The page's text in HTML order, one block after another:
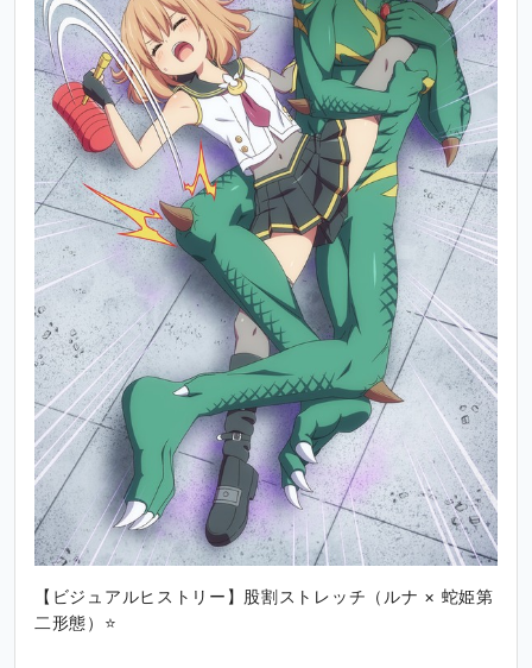
【ビジュアルヒストリー】股割ストレッチ（ルナ × 蛇姫第
二形態）⭐